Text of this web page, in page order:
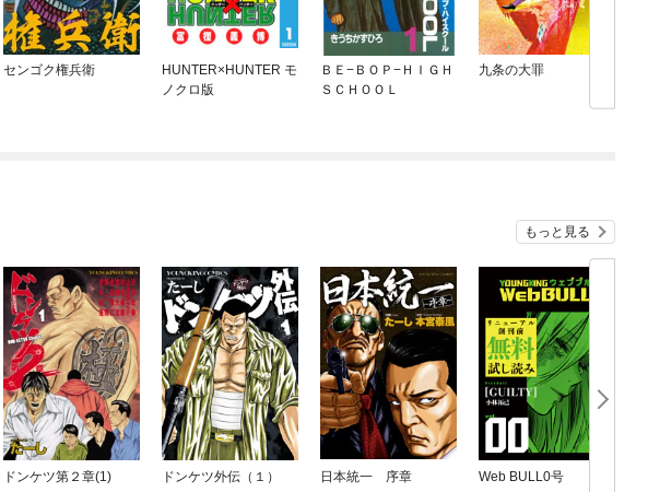
センゴク権兵衛
HUNTER×HUNTER モ
ノクロ版
ＢＥ−ＢＯＰ−ＨＩＧＨ
ＳＣＨＯＯＬ
九条の大罪
もっと見る
ドンケツ第２章(1) ドンケツ外伝（１） 日本統一 序章
Web BULL0号